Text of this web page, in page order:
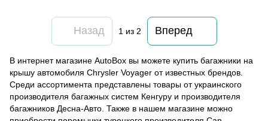
Назад 1 из 2 Вперед
В интернет магазине AutoBox вы можете купить багажники на
крышу автомобиля Chrysler Voyager от известных брендов.
Среди ассортимента представлены товары от украинского
производителя багажных систем Кенгуру и производителя
багажников Десна-Авто. Также в нашем магазине можно